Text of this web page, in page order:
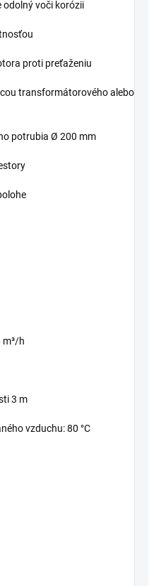
odolný voči korózii
proti preťaženiu
transformátorového alebo
potrubia Ø 200 mm
m³/h
3 m
vzduchu: 80 °C